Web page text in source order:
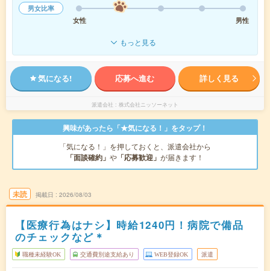
男女比率
女性
男性
もっと見る
気になる! 応募へ進む 詳しく見る
派遣会社 株式会社ニッソーネット
興味があったら「★気になる！」をタップ！
「気になる！」を押しておくと、派遣会社から
「面談確約」 や 「応募歓迎」 が届きます！
未読 掲載日 2026/08/03
【医療行為はナシ】時給1240円！病院で備品
のチェックなど＊
職種未経験OK 交通費別途支給あり WEB登録OK 派遣